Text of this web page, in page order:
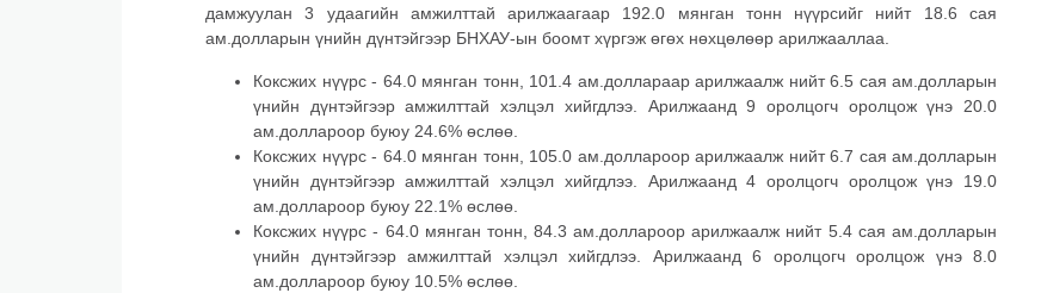
дамжуулан 3 удаагийн амжилттай арилжаагаар 192.0 мянган тонн нүүрсийг нийт 18.6 сая
ам.долларын үнийн дүнтэйгээр БНХАУ-ын боомт хүргэж өгөх нөхцөлөөр арилжааллаа.
Коксжих нүүрс - 64.0 мянган тонн, 101.4 ам.доллараар арилжаалж нийт 6.5 сая ам.долларын
үнийн дүнтэйгээр амжилттай хэлцэл хийгдлээ. Арилжаанд 9 оролцогч оролцож үнэ 20.0
ам.доллароор буюу 24.6% өслөө.
Коксжих нүүрс - 64.0 мянган тонн, 105.0 ам.доллароор арилжаалж нийт 6.7 сая ам.долларын
үнийн дүнтэйгээр амжилттай хэлцэл хийгдлээ. Арилжаанд 4 оролцогч оролцож үнэ 19.0
ам.доллароор буюу 22.1% өслөө.
Коксжих нүүрс - 64.0 мянган тонн, 84.3 ам.доллароор арилжаалж нийт 5.4 сая ам.долларын
үнийн дүнтэйгээр амжилттай хэлцэл хийгдлээ. Арилжаанд 6 оролцогч оролцож үнэ 8.0
ам.доллароор буюу 10.5% өслөө.